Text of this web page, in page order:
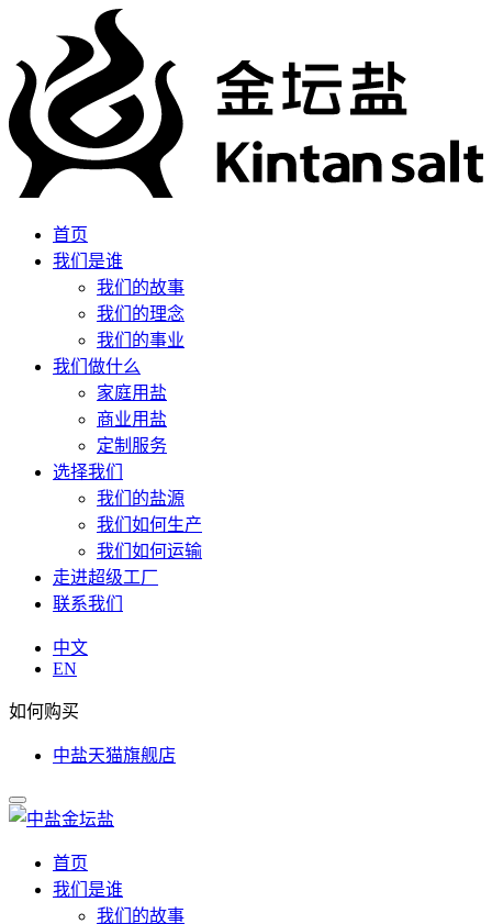
首页
我们是谁
我们的故事
我们的理念
我们的事业
我们做什么
家庭用盐
商业用盐
定制服务
选择我们
我们的盐源
我们如何生产
我们如何运输
走进超级工厂
联系我们
中文
EN
如何购买
中盐天猫旗舰店
首页
我们是谁
我们的故事